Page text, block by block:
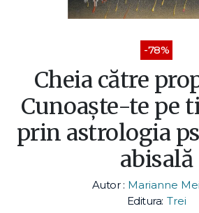
-78%
Cheia către
Cunoaște-te pe
prin astrologia
abisală
Autor : Marianne
Editura: Trei